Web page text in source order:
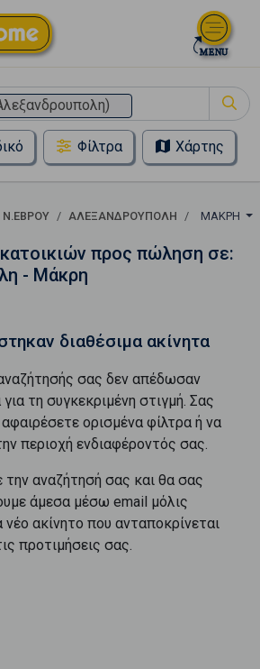
Φίλτρα Χάρτης
Ν.ΕΒΡΟΥ ΑΛΕΞΑΝΔΡΟΥΠΟΛΗ ΜΆΚΡΗ
προς πώληση σε:
- Μάκρη
διαθέσιμα ακίνητα
σας δεν απέδωσαν
τη συγκεκριμένη στιγμή. Σας
ορισμένα φίλτρα ή να
περιοχή ενδιαφέροντός σας.
αναζήτησή σας και θα σας
άμεσα μέσω email μόλις
νέο ακίνητο που ανταποκρίνεται
προτιμήσεις σας.